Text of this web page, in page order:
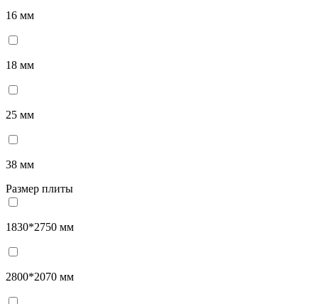
16 мм
18 мм
25 мм
38 мм
Размер плиты
1830*2750 мм
2800*2070 мм